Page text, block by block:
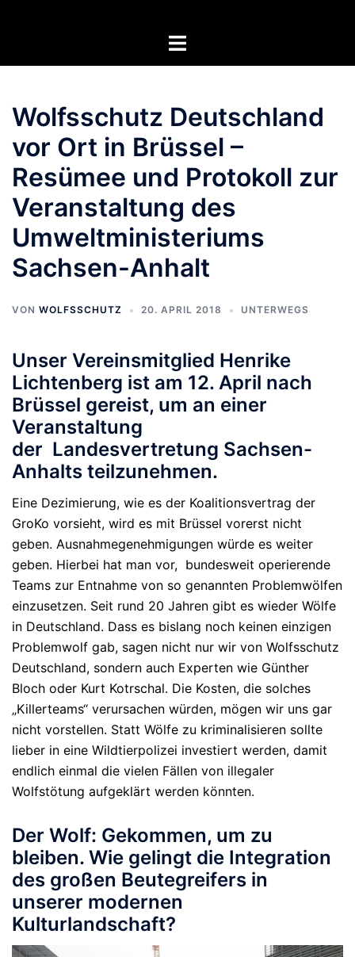
Menü
Wolfsschutz Deutschland
vor Ort in Brüssel –
Resümee und Protokoll zur
Veranstaltung des
Umweltministeriums
Sachsen-Anhalt
VON WOLFSSCHUTZ 20. APRIL 2018 UNTERWEGS
Unser Vereinsmitglied Henrike
Lichtenberg ist am 12. April nach
Brüssel gereist, um an einer
Veranstaltung
der Landesvertretung Sachsen-
Anhalts teilzunehmen.
Eine Dezimierung, wie es der Koalitionsvertrag der
GroKo vorsieht, wird es mit Brüssel vorerst nicht
geben. Ausnahmegenehmigungen würde es weiter
geben. Hierbei hat man vor, bundesweit operierende
Teams zur Entnahme von so genannten Problemwölfen
einzusetzen. Seit rund 20 Jahren gibt es wieder Wölfe
in Deutschland. Dass es bislang noch keinen einzigen
Problemwolf gab, sagen nicht nur wir von Wolfsschutz
Deutschland, sondern auch Experten wie Günther
Bloch oder Kurt Kotrschal. Die Kosten, die solches
„Killerteams“ verursachen würden, mögen wir uns gar
nicht vorstellen. Statt Wölfe zu kriminalisieren sollte
lieber in eine Wildtierpolizei investiert werden, damit
endlich einmal die vielen Fällen von illegaler
Wolfstötung aufgeklärt werden könnten.
Der Wolf: Gekommen, um zu
bleiben. Wie gelingt die Integration
des großen Beutegreifers in
unserer modernen
Kulturlandschaft?